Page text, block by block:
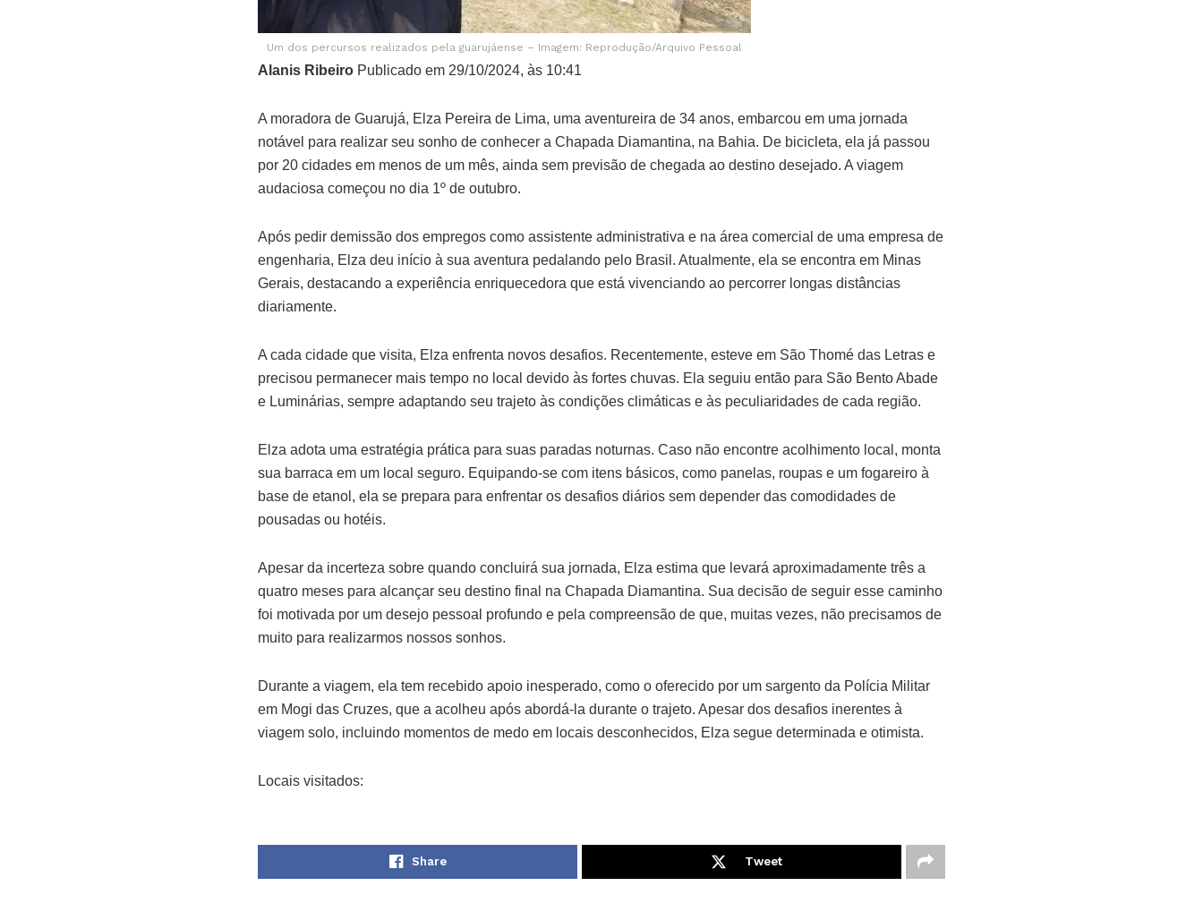
Um dos percursos realizados pela guarujáense – Imagem: Reprodução/Arquivo Pessoal
Alanis Ribeiro Publicado em 29/10/2024, às 10:41
A moradora de Guarujá, Elza Pereira de Lima, uma aventureira de 34 anos, embarcou em uma jornada
notável para realizar seu sonho de conhecer a Chapada Diamantina, na Bahia. De bicicleta, ela já passou
por 20 cidades em menos de um mês, ainda sem previsão de chegada ao destino desejado. A viagem
audaciosa começou no dia 1º de outubro.
Após pedir demissão dos empregos como assistente administrativa e na área comercial de uma empresa de
engenharia, Elza deu início à sua aventura pedalando pelo Brasil. Atualmente, ela se encontra em Minas
Gerais, destacando a experiência enriquecedora que está vivenciando ao percorrer longas distâncias
diariamente.
A cada cidade que visita, Elza enfrenta novos desafios. Recentemente, esteve em São Thomé das Letras e
precisou permanecer mais tempo no local devido às fortes chuvas. Ela seguiu então para São Bento Abade
e Luminárias, sempre adaptando seu trajeto às condições climáticas e às peculiaridades de cada região.
Elza adota uma estratégia prática para suas paradas noturnas. Caso não encontre acolhimento local, monta
sua barraca em um local seguro. Equipando-se com itens básicos, como panelas, roupas e um fogareiro à
base de etanol, ela se prepara para enfrentar os desafios diários sem depender das comodidades de
pousadas ou hotéis.
Apesar da incerteza sobre quando concluirá sua jornada, Elza estima que levará aproximadamente três a
quatro meses para alcançar seu destino final na Chapada Diamantina. Sua decisão de seguir esse caminho
foi motivada por um desejo pessoal profundo e pela compreensão de que, muitas vezes, não precisamos de
muito para realizarmos nossos sonhos.
Durante a viagem, ela tem recebido apoio inesperado, como o oferecido por um sargento da Polícia Militar
em Mogi das Cruzes, que a acolheu após abordá-la durante o trajeto. Apesar dos desafios inerentes à
viagem solo, incluindo momentos de medo em locais desconhecidos, Elza segue determinada e otimista.
Locais visitados:
Share Tweet